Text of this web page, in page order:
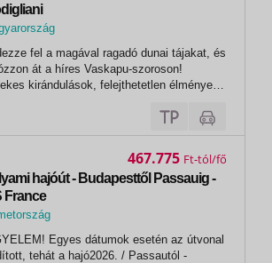
fel a magával ragadó dunai tájakat, és
át a híres Vaskapu-szoroson!
kirándulások, felejthetetlen élmények
beszállás a hajóra. Miután kényelmesen
kabinjaikban, egy üdvözlő
hajóút - Budapesttől Passauig -
France
Egyes dátumok esetén az útvonal
tehát a hajó2026. / Passautól -
467.775 Ft